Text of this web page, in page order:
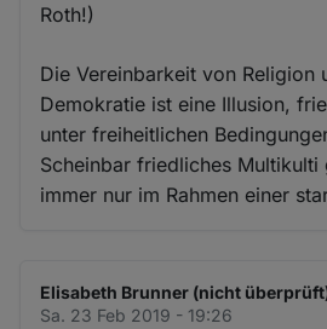
Roth!)
Die Vereinbarkeit von Religion
Demokratie ist eine Illusion,
unter freiheitlichen
Scheinbar friedliches
immer nur im Rahmen einer
Elisabeth Brunner (nicht
Sa. 23 Feb 2019 - 19:26